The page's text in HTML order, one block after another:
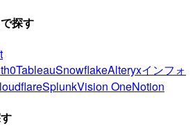
探す
TableauSnowflakeAlteryxインフォ
SplunkVision OneNotion